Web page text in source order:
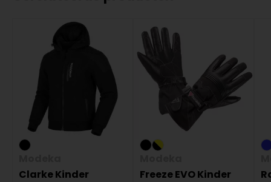
Clarke Kinder
Freeze EVO Kinder